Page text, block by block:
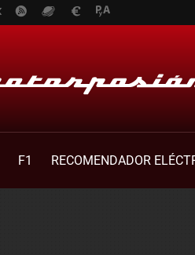
F1
RECOMENDADOR